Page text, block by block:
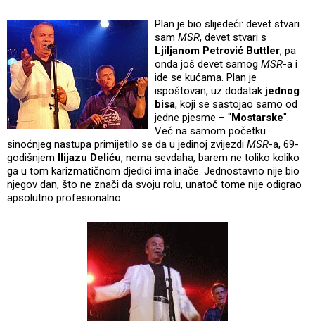
Plan je bio slijedeći: devet stvari
sam MSR, devet stvari s
Ljiljanom Petrović Buttler, pa
onda još devet samog MSR-a i
ide se kućama. Plan je
ispoštovan, uz dodatak jednog
bisa, koji se sastojao samo od
jedne pjesme – "Mostarske".
Već na samom početku
sinoćnjeg nastupa primijetilo se da u jedinoj zvijezdi MSR-a, 69-
godišnjem Ilijazu Deliću, nema sevdaha, barem ne toliko koliko
ga u tom karizmatičnom djedici ima inače. Jednostavno nije bio
njegov dan, što ne znači da svoju rolu, unatoč tome nije odigrao
apsolutno profesionalno.